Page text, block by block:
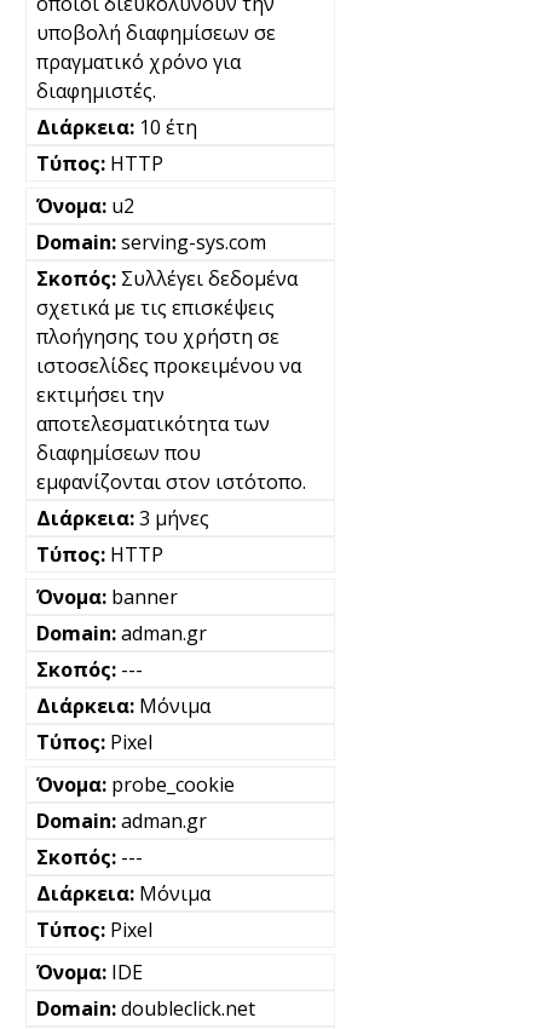
υποβολή διαφημίσεων σε
πραγματικό χρόνο για
διαφημιστές.
10 έτη
HTTP
u2
serving-sys.com
Συλλέγει δεδομένα
σχετικά με τις επισκέψεις
πλοήγησης του χρήστη σε
ιστοσελίδες προκειμένου να
εκτιμήσει την
αποτελεσματικότητα των
διαφημίσεων που
εμφανίζονται στον ιστότοπο.
3 μήνες
HTTP
banner
adman.gr
---
Μόνιμα
Pixel
probe_cookie
adman.gr
---
Μόνιμα
Pixel
IDE
doubleclick.net